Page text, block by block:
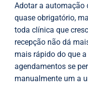
Adotar a automação
quase obrigatório,
toda clínica que
recepção não dá
mais rápido do que
agendamentos se
manualmente um a